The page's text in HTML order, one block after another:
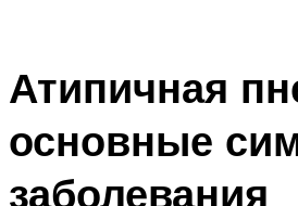
Атипичная
основные
заболевания